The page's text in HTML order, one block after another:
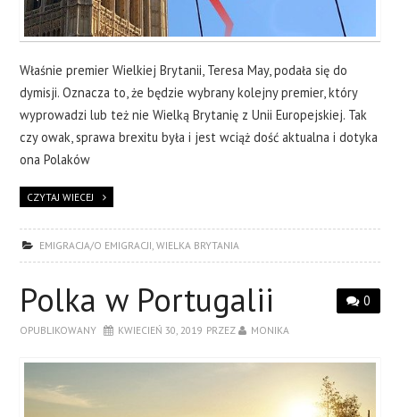
Właśnie premier Wielkiej Brytanii, Teresa May, podała się do
dymisji. Oznacza to, że będzie wybrany kolejny premier, który
wyprowadzi lub też nie Wielką Brytanię z Unii Europejskiej. Tak
czy owak, sprawa brexitu była i jest wciąż dość aktualna i dotyka
ona Polaków
CZYTAJ WIECEJ
EMIGRACJA/O EMIGRACJI ,WIELKA BRYTANIA
0
Polka w Portugalii
OPUBLIKOWANY KWIECIEŃ 30, 2019 PRZEZ MONIKA